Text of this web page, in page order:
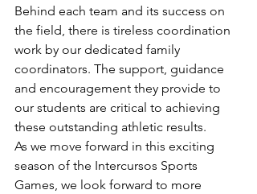
Behind each team and its success on
the field, there is tireless coordination
work by our dedicated family
coordinators. The support, guidance
and encouragement they provide to
our students are critical to achieving
these outstanding athletic results.
As we move forward in this exciting
season of the Intercursos Sports
Games, we look forward to more